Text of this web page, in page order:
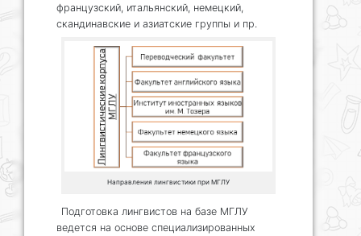
французский, итальянский, немецкий,
скандинавские и азиатские группы и пр.
Направления лингвистики при МГЛУ
Подготовка лингвистов на базе МГЛУ
ведется на основе специализированных